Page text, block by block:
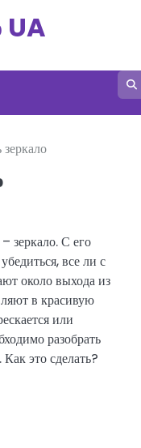
UA
зеркало. С его
все ли с
около выхода из
в красивую
или
разобрать
это сделать?